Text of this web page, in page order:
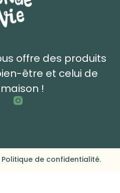
offre des produits
être et celui de
!
de confidentialité.